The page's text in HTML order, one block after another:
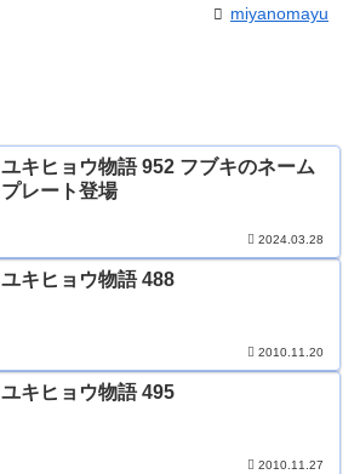
miyanomayu
ユキヒョウ物語 952 フブキのネーム
プレート登場
2024.03.28
ユキヒョウ物語 488
2010.11.20
ユキヒョウ物語 495
2010.11.27